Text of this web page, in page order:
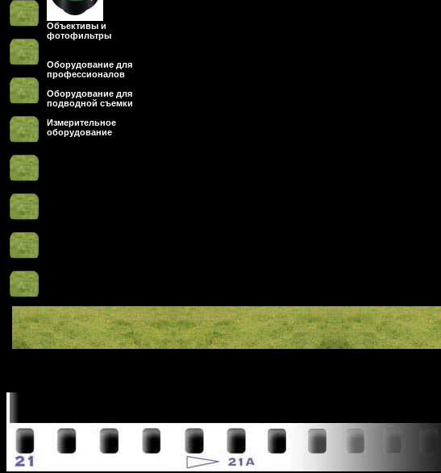
Объективы и
фотофильтры
Оборудование для
профессионалов
Оборудование для
подводной съемки
Измерительное
оборудование